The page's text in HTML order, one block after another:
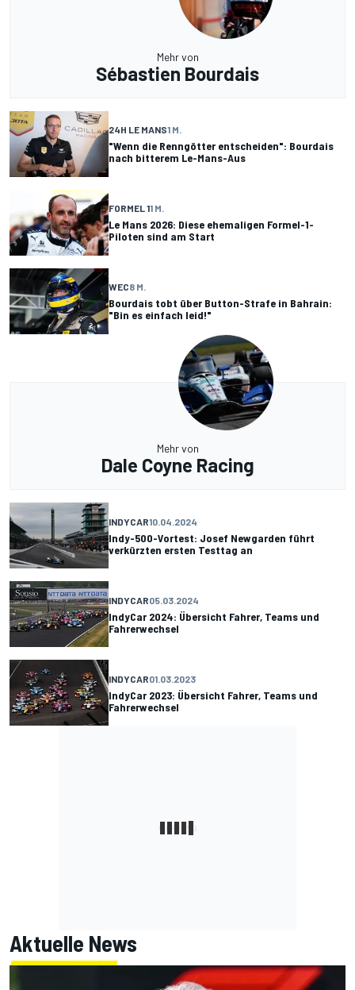
Mehr von
Sébastien Bourdais
24H LE MANS1 M.
"Wenn die Renngötter entscheiden": Bourdais
nach bitterem Le-Mans-Aus
FORMEL 11 M.
Le Mans 2026: Diese ehemaligen Formel-1-
Piloten sind am Start
WEC8 M.
Bourdais tobt über Button-Strafe in Bahrain:
"Bin es einfach leid!"
Mehr von
Dale Coyne Racing
INDYCAR10.04.2024
Indy-500-Vortest: Josef Newgarden führt
verkürzten ersten Testtag an
INDYCAR05.03.2024
IndyCar 2024: Übersicht Fahrer, Teams und
Fahrerwechsel
INDYCAR01.03.2023
IndyCar 2023: Übersicht Fahrer, Teams und
Fahrerwechsel
Aktuelle News